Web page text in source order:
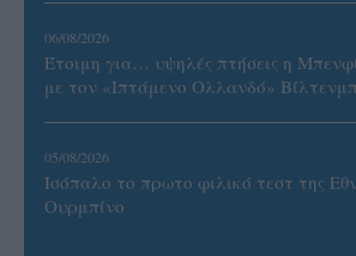
06/08/2026
Έτοιμη για… υψηλές πτήσεις η
με τον «Ιπτάμενο Ολλανδό»
05/08/2026
Ισόπαλο το πρωτο φιλικό τεστ της
Ουρμπίνο